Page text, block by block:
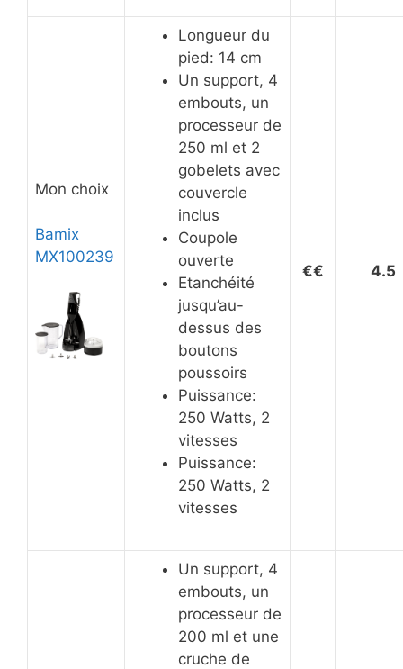
Mon choix
Bamix
MX100239
Longueur du
pied: 14 cm
Un support, 4
embouts, un
processeur de
250 ml et 2
gobelets avec
couvercle
inclus
Coupole
ouverte
Etanchéité
jusqu’au-
dessus des
boutons
poussoirs
Puissance:
250 Watts, 2
vitesses
Puissance:
250 Watts, 2
vitesses
€€ 4.5
Un support, 4
embouts, un
processeur de
200 ml et une
cruche de